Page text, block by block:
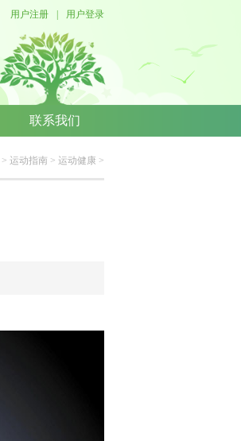
用户注册 用户登录
联系我们
> 运动指南 > 运动健康 >